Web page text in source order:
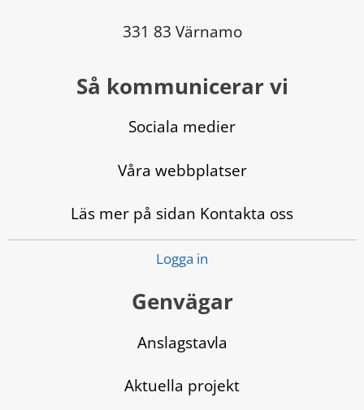
331 83 Värnamo
Så kommunicerar vi
Sociala medier
Våra webbplatser
Läs mer på sidan Kontakta oss
Logga in
Genvägar
Anslagstavla
Aktuella projekt